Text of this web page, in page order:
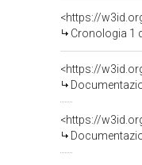
<https://
Cronologia 1